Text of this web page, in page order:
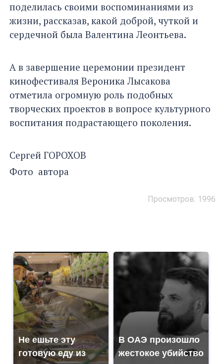
поделилась своими воспоминаниями из
жизни, рассказав, какой доброй, чуткой и
сердечной была Валентина Леонтьева.
А в завершение церемонии президент
кинофестиваля Вероника Лысакова
отметила огромную роль подобных
творческих проектов в вопросе культурного
воспитания подрастающего поколения.
Сергей ГОРОХОВ
Фото автора
Просмотров: 1996
Не ешьте эту
готовую еду из
В ОАЭ произошло
жестокое убийство